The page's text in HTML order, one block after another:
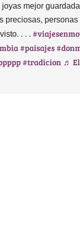
joyas mejor
preciosas,
. . .
#paisajes
#tradicion ♬